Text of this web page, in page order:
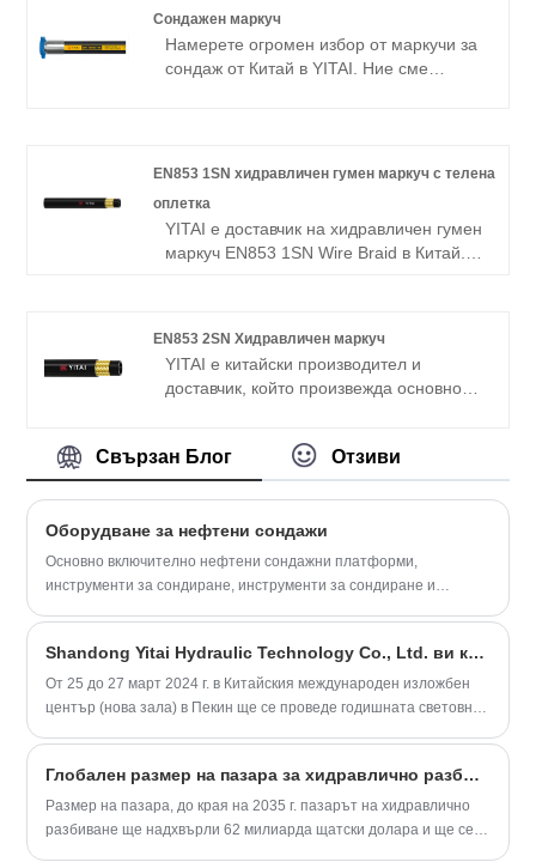
маркучи от много години. Нашите
продукти имат добро ценово
предимство и покриват повечето
европейски и американски пазари.
Сондажен маркуч
Намерете огромен избор от маркучи за
сондаж от Китай в YITAI. Ние сме
предимство и покриват повечето
Очакваме с нетърпение да станем ваш
дългосрочен партньор в Китай.
EN853 1SN хидравличен гумен маркуч с телена
оплетка
YITAI е доставчик на хидравличен гумен
маркуч EN853 1SN Wire Braid в Китай.
ценово предимство и покриват повечето
европейски и американски пазари.
Очакваме с нетърпение да станем ваш
EN853 2SN Хидравличен маркуч
YITAI е китайски производител и
доставчик, който произвежда основно
специализирани в производството на
маркучи от много години. Нашите
предимство и покриват повечето
европейски и американски пазари.
Очакваме с нетърпение да станем ваш
Свързан Блог Отзиви
Оборудване за нефтени сондажи
Основно включително нефтени сондажни платформи,
инструменти за сондиране, инструменти за сондиране и
мачта и повдигащо устройство, силова машина и предавателно
устройство, сондажна помпа и система за циркулация на
сондажна течност и др.,
Shandong Yitai Hydraulic Technology Co., Ltd. ви кани да присъствате на cippe2024
От 25 до 27 март 2024 г. в Китайския международен изложбен
център (нова зала) в Пекин ще се проведе годишната световна
оборудване (cippe2024). Shandong Yitai Hydraulic Technology
Co., Ltd. ще донесе най-новите си продукти на изложението,
щанд номер: E3805. Колегите от бранша са добре дошли да
Глобален размер на пазара за хидравлично разбиване, прогноза и тенденция 2023–2035 г.
Размер на пазара, до края на 2035 г. пазарът на хидравлично
разбиване ще надхвърли 62 милиарда щатски долара и ще се